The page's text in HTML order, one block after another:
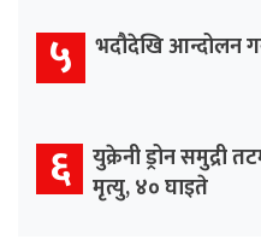
५ भदौदेखि आन्दोलन
६ युक्रेनी ड्रोन समुद्री
मृत्यु, ४० घाइते